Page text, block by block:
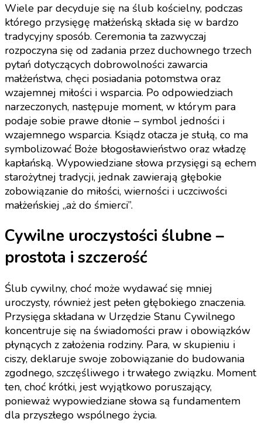
Wiele par decyduje się na ślub kościelny, podczas
którego przysięgę małżeńską składa się w bardzo
tradycyjny sposób. Ceremonia ta zazwyczaj
rozpoczyna się od zadania przez duchownego trzech
pytań dotyczących dobrowolności zawarcia
małżeństwa, chęci posiadania potomstwa oraz
wzajemnej miłości i wsparcia. Po odpowiedziach
narzeczonych, następuje moment, w którym para
podaje sobie prawe dłonie – symbol jedności i
wzajemnego wsparcia. Ksiądz otacza je stułą, co ma
symbolizować Boże błogosławieństwo oraz władzę
kapłańską. Wypowiedziane słowa przysięgi są echem
starożytnej tradycji, jednak zawierają głębokie
zobowiązanie do miłości, wierności i uczciwości
małżeńskiej „aż do śmierci”.
Cywilne uroczystości ślubne –
prostota i szczerość
Ślub cywilny, choć może wydawać się mniej
uroczysty, również jest pełen głębokiego znaczenia.
Przysięga składana w Urzędzie Stanu Cywilnego
koncentruje się na świadomości praw i obowiązków
płynących z założenia rodziny. Para, w skupieniu i
ciszy, deklaruje swoje zobowiązanie do budowania
zgodnego, szczęśliwego i trwałego związku. Moment
ten, choć krótki, jest wyjątkowo poruszający,
ponieważ wypowiedziane słowa są fundamentem
dla przyszłego wspólnego życia.